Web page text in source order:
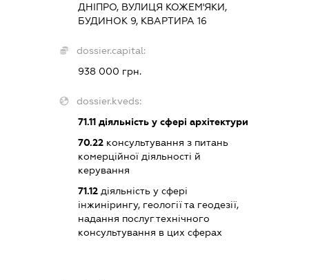
ДНІПРО, ВУЛИЦЯ КОЖЕМ'ЯКИ,
БУДИНОК 9, КВАРТИРА 16
dossier.capital:
938 000 грн.
dossier.kveds:
71.11 діяльність у сфері архітектури
70.22 консультування з питань
комерційної діяльності й
керування
71.12 діяльність у сфері
інжинірингу, геології та геодезії,
надання послуг технічного
консультування в цих сферах